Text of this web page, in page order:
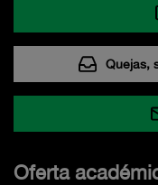
Quejas,
Oferta